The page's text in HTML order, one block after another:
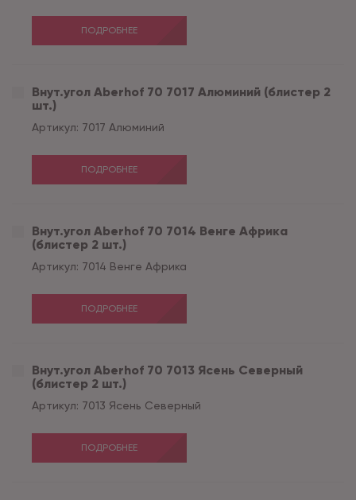
ПОДРОБНЕЕ
Внут.угол Aberhof 70 7017 Алюминий (блистер 2
шт.)
Артикул: 7017 Алюминий
ПОДРОБНЕЕ
Внут.угол Aberhof 70 7014 Венге Африка
(блистер 2 шт.)
Артикул: 7014 Венге Африка
ПОДРОБНЕЕ
Внут.угол Aberhof 70 7013 Ясень Северный
(блистер 2 шт.)
Артикул: 7013 Ясень Северный
ПОДРОБНЕЕ